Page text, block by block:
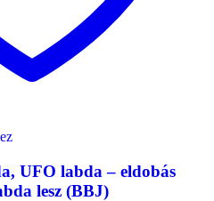
UFO labda – eldobás
lesz (BBJ)